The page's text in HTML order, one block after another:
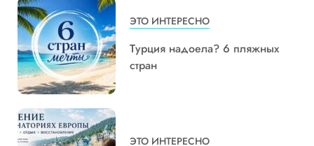
ЭТО ИНТЕРЕСНО
Турция надоела? 6 пляжных
стран
ЭТО ИНТЕРЕСНО